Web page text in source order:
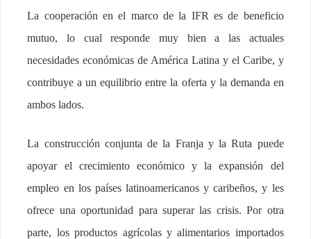
La cooperación en el marco de la IFR es de beneficio
mutuo, lo cual responde muy bien a las actuales
necesidades económicas de América Latina y el Caribe, y
contribuye a un equilibrio entre la oferta y la demanda en
ambos lados.
La construcción conjunta de la Franja y la Ruta puede
apoyar el crecimiento económico y la expansión del
empleo en los países latinoamericanos y caribeños, y les
ofrece una oportunidad para superar las crisis. Por otra
parte, los productos agrícolas y alimentarios importados